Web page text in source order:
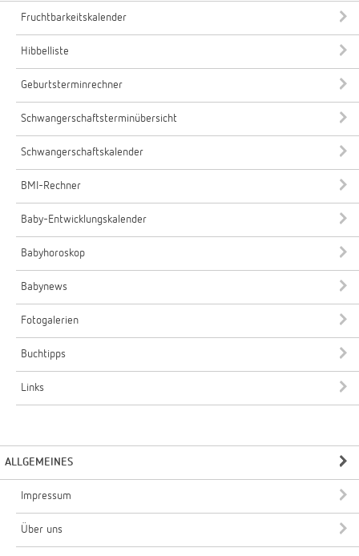
Fruchtbarkeitskalender
Hibbelliste
Geburtsterminrechner
Schwangerschaftsterminübersicht
Schwangerschaftskalender
BMI-Rechner
Baby-Entwicklungskalender
Babyhoroskop
Babynews
Fotogalerien
Buchtipps
Links
ALLGEMEINES
Impressum
Über uns